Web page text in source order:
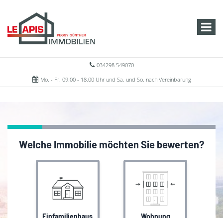
034298 549070
Mo. - Fr. 09.00 - 18.00 Uhr und Sa. und So. nach Vereinbarung